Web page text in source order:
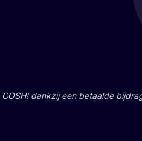
COSH! dank­zij een betaal­de